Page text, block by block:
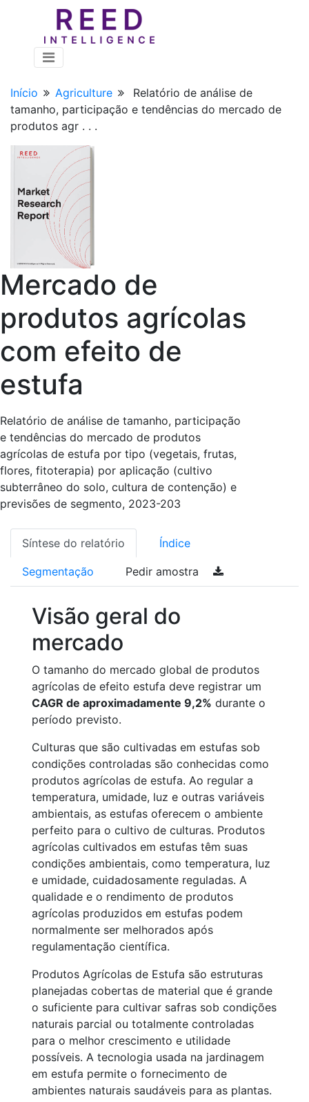
Início Agriculture
Relatório de análise de
tamanho, participação e tendências do mercado de
produtos agr . . .
Mercado de
produtos agrícolas
com efeito de
estufa
Relatório de análise de tamanho, participação
e tendências do mercado de produtos
agrícolas de estufa por tipo (vegetais, frutas,
flores, fitoterapia) por aplicação (cultivo
subterrâneo do solo, cultura de contenção) e
previsões de segmento, 2023-203
Síntese do relatório Índice
Segmentação Pedir amostra
Visão geral do
mercado
O tamanho do mercado global de produtos
agrícolas de efeito estufa deve registrar um
CAGR de aproximadamente 9,2% durante o
período previsto.
Culturas que são cultivadas em estufas sob
condições controladas são conhecidas como
produtos agrícolas de estufa. Ao regular a
temperatura, umidade, luz e outras variáveis
ambientais, as estufas oferecem o ambiente
perfeito para o cultivo de culturas. Produtos
agrícolas cultivados em estufas têm suas
condições ambientais, como temperatura, luz
e umidade, cuidadosamente reguladas. A
qualidade e o rendimento de produtos
agrícolas produzidos em estufas podem
normalmente ser melhorados após
regulamentação científica.
Produtos Agrícolas de Estufa são estruturas
planejadas cobertas de material que é grande
o suficiente para cultivar safras sob condições
naturais parcial ou totalmente controladas
para o melhor crescimento e utilidade
possíveis. A tecnologia usada na jardinagem
em estufa permite o fornecimento de
ambientes naturais saudáveis para as plantas.